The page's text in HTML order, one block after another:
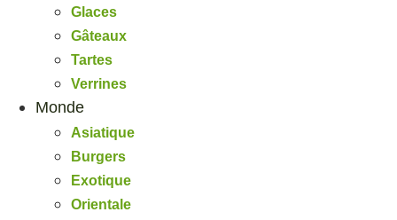
Glaces
Gâteaux
Tartes
Verrines
Monde
Asiatique
Burgers
Exotique
Orientale